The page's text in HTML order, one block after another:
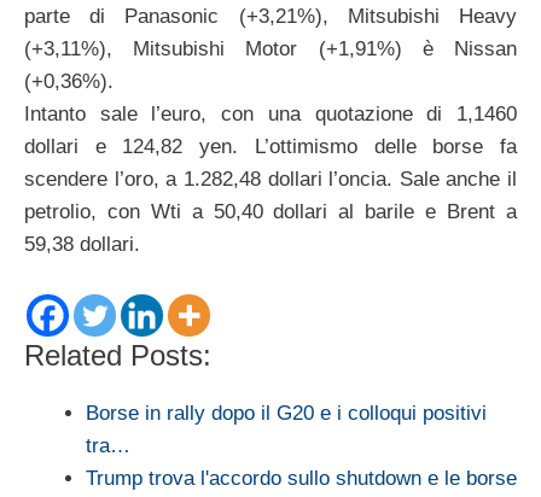
parte di Panasonic (+3,21%), Mitsubishi Heavy
(+3,11%), Mitsubishi Motor (+1,91%) è Nissan
(+0,36%).
Intanto sale l’euro, con una quotazione di 1,1460
dollari e 124,82 yen. L’ottimismo delle borse fa
scendere l’oro, a 1.282,48 dollari l’oncia. Sale anche il
petrolio, con Wti a 50,40 dollari al barile e Brent a
59,38 dollari.
Related Posts:
Borse in rally dopo il G20 e i colloqui positivi
tra…
Trump trova l'accordo sullo shutdown e le borse